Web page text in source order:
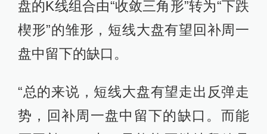
盘的K线组合由“收敛三角形”转为“下跌
楔形”的雏形，短线大盘有望回补周一
盘中留下的缺口。
“总的来说，短线大盘有望走出反弹走
势，回补周一盘中留下的缺口。而能